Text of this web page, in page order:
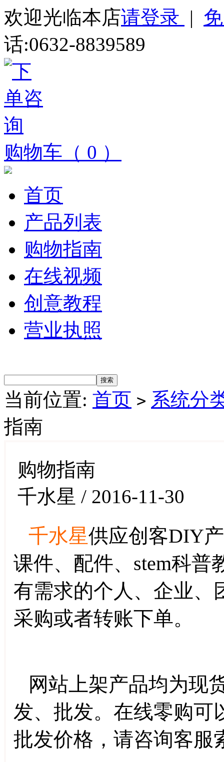
欢迎光临本店请登录 |
话:0632-8839589
购物车（ 0 ）
首页
产品列表
购物指南
在线视频
创意教程
营业执照
当前位置: 首页 > 系统分
指南
购物指南
千水星 / 2016-11-30
千水星供应创客DIY
课件、配件、stem科普
有需求的个人、企业、
采购或者转账下单。
网站上架产品均为现
发、批发。 在线零购可
批发价格，请咨询客服